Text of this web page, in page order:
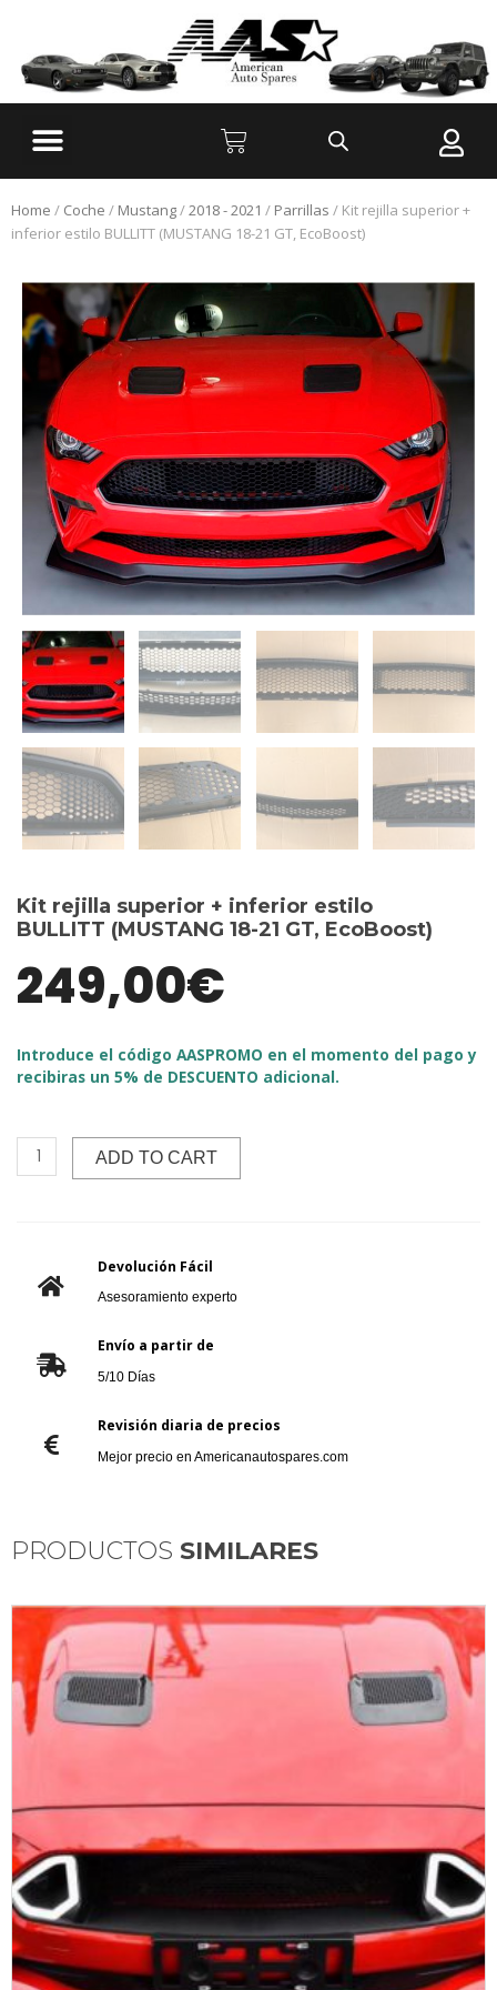
Home / Coche / Mustang/2018 - 2021 / Parrillas / Kit rejilla superior +
inferior estilo BULLITT (MUSTANG 18-21 GT, EcoBoost)
Kit rejilla superior + inferior estilo
BULLITT (MUSTANG 18-21 GT, EcoBoost)
249,00€
Introduce el código AASPROMO en el momento del pago y
recibiras un 5% de DESCUENTO adicional.
ADD TO CART
Devolución Fácil
Asesoramiento experto
Envío a partir de
5/10 Días
Revisión diaria de precios
Mejor precio en Americanautospares.com
PRODUCTOS SIMILARES